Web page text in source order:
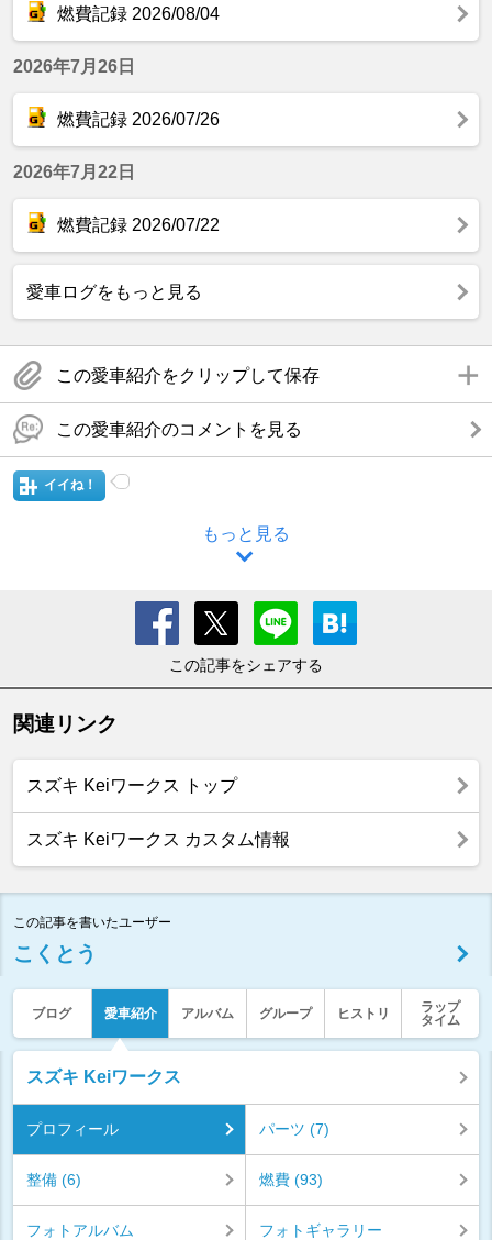
燃費記録 2026/08/04
2026年7月26日
燃費記録 2026/07/26
2026年7月22日
燃費記録 2026/07/22
愛車ログをもっと見る
この愛車紹介をクリップして保存
この愛車紹介のコメントを見る
イイね！
もっと見る
この記事をシェアする
関連リンク
スズキ Keiワークス トップ
スズキ Keiワークス カスタム情報
この記事を書いたユーザー
こくとう
ブログ 愛車紹介 アルバム グループ ヒストリ
ラップ
タイム
スズキ Keiワークス
プロフィール パーツ (7)
整備 (6) 燃費 (93)
フォトアルバム フォトギャラリー